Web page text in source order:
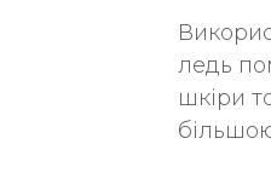
ледь
шкіри